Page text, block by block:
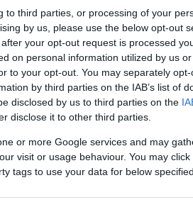
to third parties, or processing of your
by us, please use the below opt-out
your opt-out request is processed
on personal information utilized by us
to your opt-out. You may separately
by third parties on the IAB’s list of
disclosed by us to third parties on the
disclose it to other third parties.
or more Google services and may
visit or usage behaviour. You may
tags to use your data for below
χρόνο
Στέλιου
της λογοτεχνίας